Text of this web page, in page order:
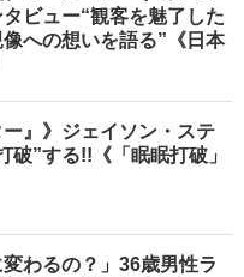
ビュー“観客を魅了した
への想いを語る”《日本
ー』》ジェイソン・ステ
破”する!!《「眠眠打破」
変わるの？」36歳男性ラ